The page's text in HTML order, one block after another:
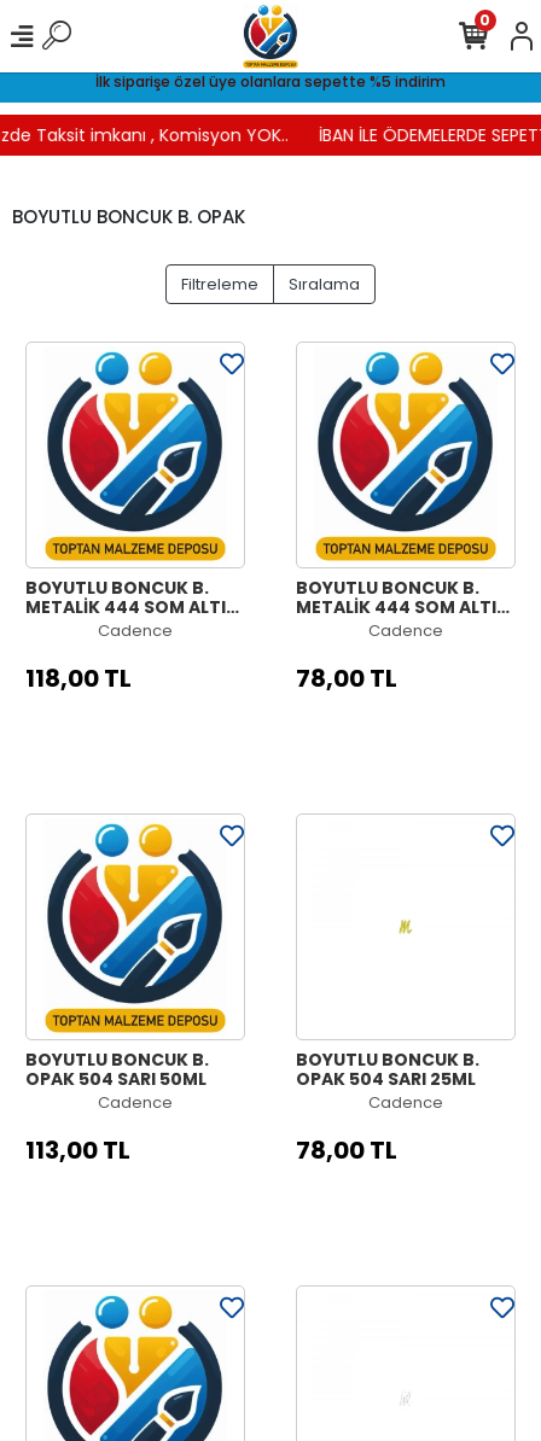
İlk siparişe özel üye olanlara sepette %5 indirim
Taksit imkanı , Komisyon YOK.. İBAN İLE ÖDEMELERDE
0
BOYUTLU BONCUK B. OPAK
Filtreleme Sıralama
BOYUTLU BONCUK B.
METALİK 444 SOM ALTIN
Cadence
118,00 TL
BOYUTLU BONCUK B.
METALİK 444 SOM ALTIN
Cadence
78,00 TL
BOYUTLU BONCUK B.
OPAK 504 SARI 50ML
Cadence
113,00 TL
BOYUTLU BONCUK B.
OPAK 504 SARI 25ML
Cadence
78,00 TL